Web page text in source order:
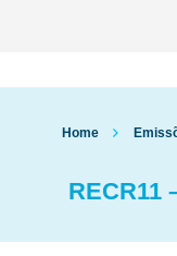
Home
RECR11